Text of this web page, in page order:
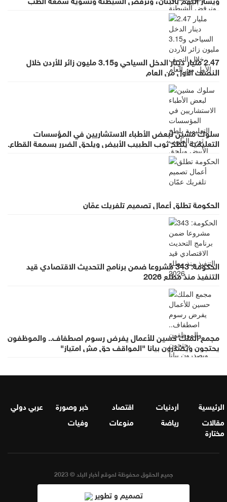
بالعموميات
2.47 مليار دينار الدخل السياحي و3.15 مليون زائر للأردن خلال
النصف الأول من العام
سلوك مشين لبعض الأطباء الاستشاريين في المؤسسات
التعليمية يلطخ ثوب الطبيب الأبيض ويلحق الضرر بسمعة القطاع.
الحكومة تطلق أعمال تصميم تلفريك عمّان
الحكومة: 343 مشروعا ضمن برنامج التحديث الاقتصادي قيد
التنفيذ منذ مطلع 2026
مجمع الملك حسين للأعمال يفرض رسوم اصطفاف.. والموظفون
يحتجون ويصدرون بيانا "المواقف حق مش امتياز"
الرئيسية أردنيات اقتصاد خبر وصورة
عربي دولي
مقالات
مختارة
رياضة منوعات وفيات
جميع الحقوق محفوظة لموقع أخبار البلد © 2023
تصميم و تطوير